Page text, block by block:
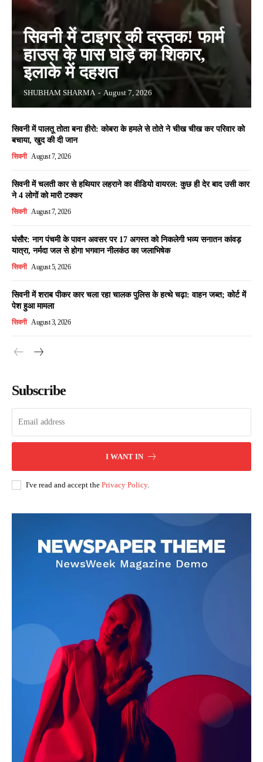
सिवनी में टाइगर की दस्तक! फार्म
हाउस के पास घोड़े का शिकार,
इलाके में दहशत
SHUBHAM SHARMA - August 7, 2026
सिवनी में पालतू तोता बना हीरो: कोबरा के हमले से तोते ने चीख चीख कर परिवार को
बचाया, खुद की दी जान
सिवनी August 7, 2026
सिवनी में चलती कार से हथियार लहराने का वीडियो वायरल: कुछ ही देर बाद उसी कार
ने 4 लोगों को मारी टक्कर
सिवनी August 7, 2026
घंसौर: नाग पंचमी के पावन अवसर पर 17 अगस्त को निकलेगी भव्य सनातन कांवड़
यात्रा, नर्मदा जल से होगा भगवान नीलकंठ का जलाभिषेक
सिवनी August 5, 2026
सिवनी में शराब पीकर कार चला रहा चालक पुलिस के हत्थे चढ़ा: वाहन जब्त; कोर्ट में
पेश हुआ मामला
सिवनी August 3, 2026
Subscribe
I WANT IN
I've read and accept the Privacy Policy.